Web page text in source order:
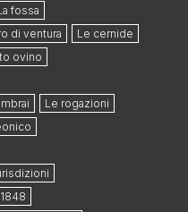
fossa
di ventura
Le cernide
ovino
Le rogazioni